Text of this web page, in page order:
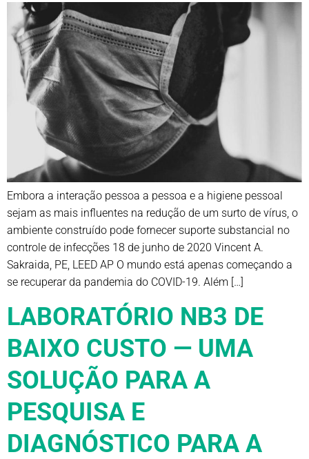
Embora a interação pessoa a pessoa e a higiene pessoal
sejam as mais influentes na redução de um surto de vírus, o
ambiente construído pode fornecer suporte substancial no
controle de infecções 18 de junho de 2020 Vincent A.
Sakraida, PE, LEED AP O mundo está apenas começando a
se recuperar da pandemia do COVID-19. Além […]
LABORATÓRIO NB3 DE
BAIXO CUSTO — UMA
SOLUÇÃO PARA A
PESQUISA E
DIAGNÓSTICO PARA A